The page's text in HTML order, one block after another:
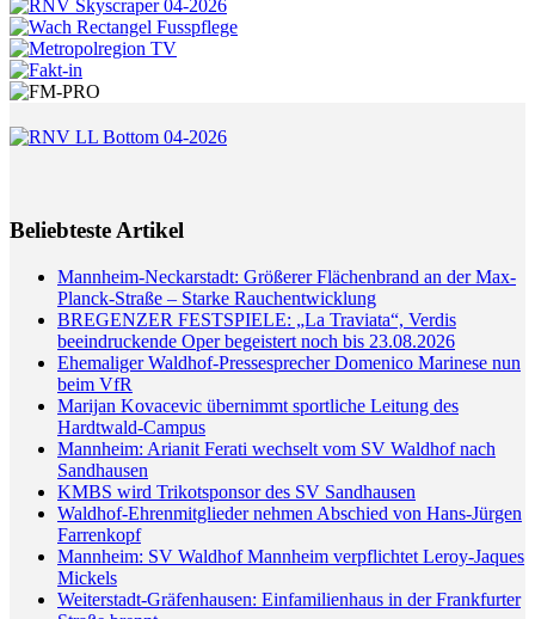
Beliebteste Artikel
Mannheim-Neckarstadt: Größerer Flächenbrand an der Max-
Planck-Straße – Starke Rauchentwicklung
BREGENZER FESTSPIELE: „La Traviata“, Verdis
beeindruckende Oper begeistert noch bis 23.08.2026
Ehemaliger Waldhof-Pressesprecher Domenico Marinese nun
beim VfR
Marijan Kovacevic übernimmt sportliche Leitung des
Hardtwald-Campus
Mannheim: Arianit Ferati wechselt vom SV Waldhof nach
Sandhausen
KMBS wird Trikotsponsor des SV Sandhausen
Waldhof-Ehrenmitglieder nehmen Abschied von Hans-Jürgen
Farrenkopf
Mannheim: SV Waldhof Mannheim verpflichtet Leroy-Jaques
Mickels
Weiterstadt-Gräfenhausen: Einfamilienhaus in der Frankfurter